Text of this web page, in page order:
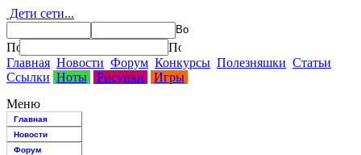
Дети сети...
Главная Новости Форум Конкурсы Полезняшки Статьи
Ссылки Ноты Рисунки
Игры
Меню
Главная
Новости
Форум